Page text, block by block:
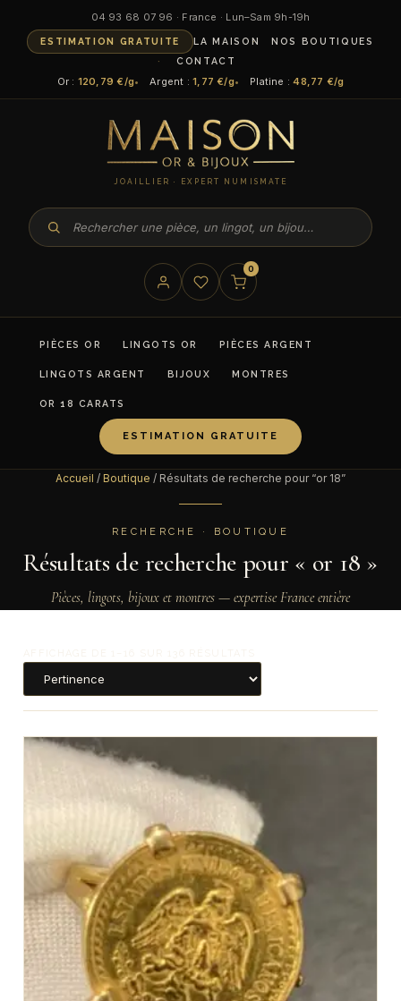
contenu
04 93 68 07 96 · France · Lun–Sam 9h-19h
ESTIMATION GRATUITE LA MAISON
NOS BOUTIQUES
CONTACT
Or : 120,79 €/g Argent :1,77 €/g Platine :48,77 €/g
JOAILLIER · EXPERT NUMISMATE
0
PIÈCES OR LINGOTS OR PIÈCES ARGENT
LINGOTS ARGENT BIJOUX MONTRES
OR 18 CARATS
ESTIMATION GRATUITE
Accueil / Boutique / Résultats de recherche pour “or 18”
RECHERCHE · BOUTIQUE
Résultats de recherche pour « or 18 »
Pièces, lingots, bijoux et montres — expertise France entière